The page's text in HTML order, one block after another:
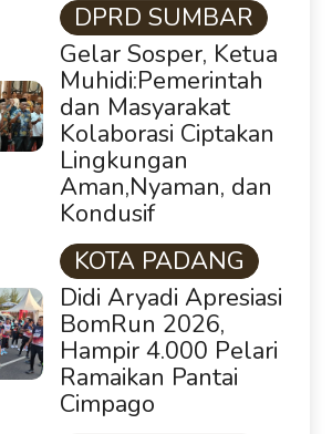
DPRD SUMBAR
Gelar Sosper, Ketua
Muhidi:Pemerintah
dan Masyarakat
Kolaborasi Ciptakan
Lingkungan
Aman,Nyaman, dan
Kondusif
KOTA PADANG
Didi Aryadi Apresiasi
BomRun 2026,
Hampir 4.000 Pelari
Ramaikan Pantai
Cimpago